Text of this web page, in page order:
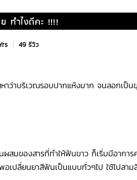
ทำไงดีคะ !!!!
| 49 รีวิว
ว่าบริเวณรอบปากแห้งมาก จนลอกเป็น
มของสารที่ทำให้ฟันขาว ก็เริ่มมีอาการ
เปลี่ยนยาสีฟันเป็นแบบทั่วๆไป ใช้ไปสาม